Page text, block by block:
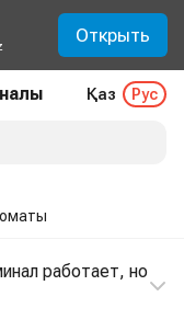
Открыть
Қаз Рус
работает, но